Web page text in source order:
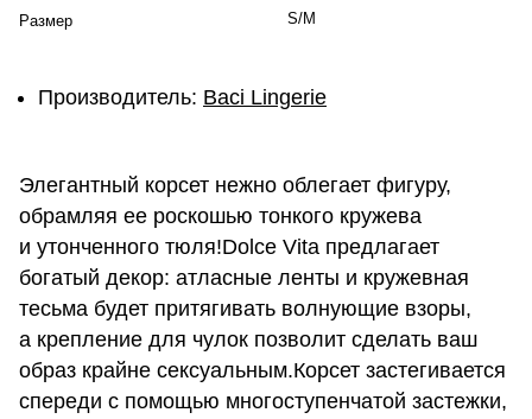
Размер S/M
Производитель: Baci Lingerie
Элегантный корсет нежно облегает фигуру,
обрамляя ее роскошью тонкого кружева
и утонченного тюля!Dolce Vita предлагает
богатый декор: атласные ленты и кружевная
тесьма будет притягивать волнующие взоры,
а крепление для чулок позволит сделать ваш
образ крайне сексуальным.Корсет застегивается
спереди с помощью многоступенчатой застежки,